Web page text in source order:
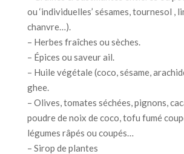
ou ‘individuelles’ sésames, tournesol ,
chanvre…).
– Herbes fraîches ou sèches.
– Épices ou saveur ail.
– Huile végétale (coco, sésame,
ghee.
– Olives, tomates séchées, pignons,
poudre de noix de coco, tofu fumé
légumes râpés ou coupés…
– Sirop de plantes